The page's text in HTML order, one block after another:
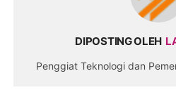
DIPOSTING OLEH
Penggiat Teknologi dan